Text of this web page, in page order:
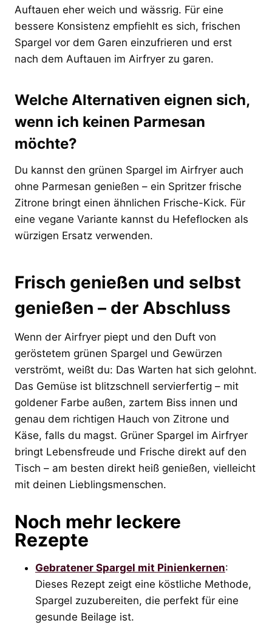
Auftauen eher weich und wässrig. Für eine
bessere Konsistenz empfiehlt es sich, frischen
Spargel vor dem Garen einzufrieren und erst
nach dem Auftauen im Airfryer zu garen.
Welche Alternativen eignen sich,
wenn ich keinen Parmesan
möchte?
Du kannst den grünen Spargel im Airfryer auch
ohne Parmesan genießen – ein Spritzer frische
Zitrone bringt einen ähnlichen Frische-Kick. Für
eine vegane Variante kannst du Hefeflocken als
würzigen Ersatz verwenden.
Frisch genießen und selbst
genießen – der Abschluss
Wenn der Airfryer piept und den Duft von
geröstetem grünen Spargel und Gewürzen
verströmt, weißt du: Das Warten hat sich gelohnt.
Das Gemüse ist blitzschnell servierfertig – mit
goldener Farbe außen, zartem Biss innen und
genau dem richtigen Hauch von Zitrone und
Käse, falls du magst. Grüner Spargel im Airfryer
bringt Lebensfreude und Frische direkt auf den
Tisch – am besten direkt heiß genießen, vielleicht
mit deinen Lieblingsmenschen.
Noch mehr leckere
Rezepte
Gebratener Spargel mit Pinienkernen:
Dieses Rezept zeigt eine köstliche Methode,
Spargel zuzubereiten, die perfekt für eine
gesunde Beilage ist.